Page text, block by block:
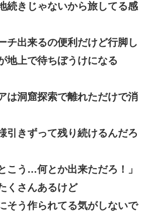
続きじゃないから旅してる感
チ出来るの便利だけど行脚し
地上で待ちぼうけになる
は洞窟探索で離れただけで消
引きずって残り続けるんだろ
こう…何とか出来ただろ！」
くさんあるけど
そう作られてる気がしないで